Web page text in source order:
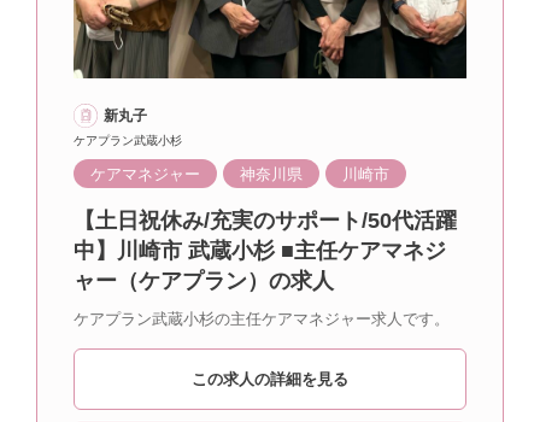
新丸子
ケアプラン武蔵小杉
ケアマネジャー 神奈川県 川崎市
【土日祝休み/充実のサポート/50代活躍
中】川崎市 武蔵小杉 ■主任ケアマネジ
ャー（ケアプラン）の求人
ケアプラン武蔵小杉の主任ケアマネジャー求人です。
この求人の詳細を見る